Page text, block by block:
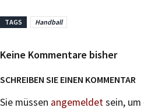
TAGS Handball
Keine Kommentare bisher
SCHREIBEN SIE EINEN KOMMENTAR
Sie müssen angemeldetsein,